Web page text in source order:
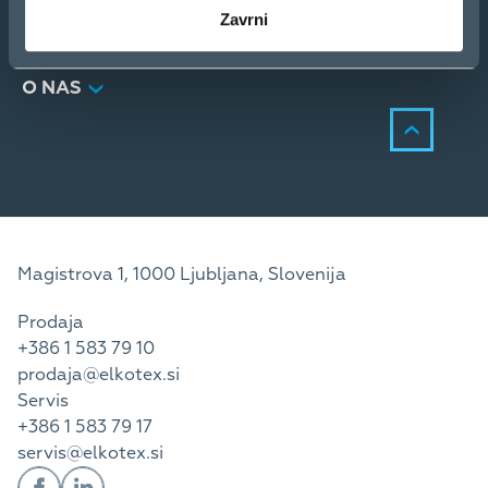
Zavrni
NOVICE
O NAS
Magistrova 1, 1000 Ljubljana, Slovenija
Prodaja
+386 1 583 79 10
prodaja@elkotex.si
Servis
+386 1 583 79 17
servis@elkotex.si